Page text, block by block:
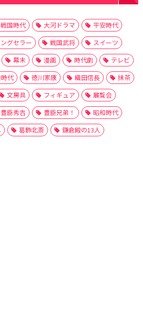
戦国時代 大河ドラマ
平安時代
グセラー 戦国武将
スイーツ
幕末 漫画 時代劇
テレビ
代 徳川家康 織田信長
抹茶
文房具 フィギュア
展覧会
豊臣秀吉 豊臣兄弟！
昭和時代
葛飾北斎 鎌倉殿の13人